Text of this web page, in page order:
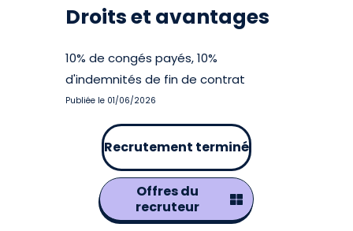
Droits et avantages
10% de congés payés, 10%
d'indemnités de fin de contrat
Publiée le 01/06/2026
Recrutement terminé
Offres du
recruteur